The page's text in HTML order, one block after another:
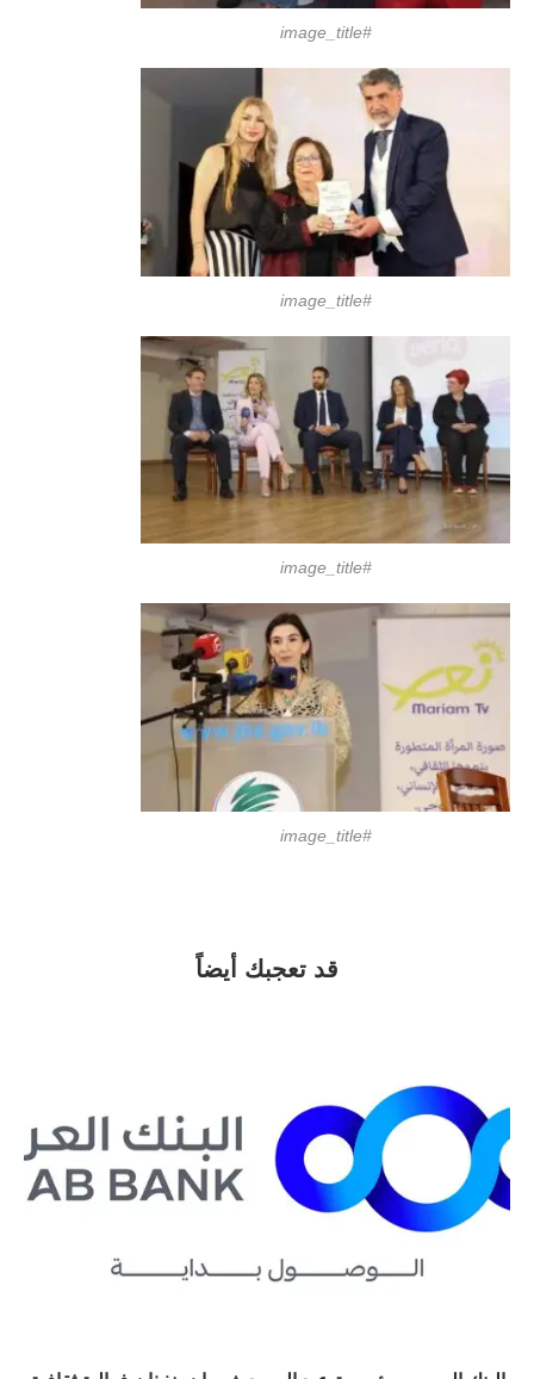
#image_title
#image_title
#image_title
#image_title
قد تعجبك أيضاً